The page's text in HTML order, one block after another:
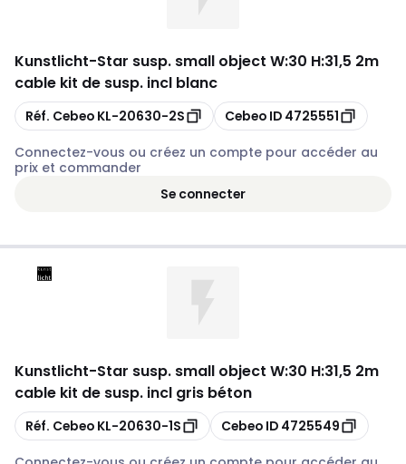
Kunstlicht-Star susp. small object W:30 H:31,5 2m
cable kit de susp. incl blanc
Copier
Réf. Cebeo KL-20630-2S Copier
Cebeo ID 4725551
Connectez-vous ou créez un compte pour accéder au
prix et commander
Se connecter
Kunstlicht-Star susp. small object W:30 H:31,5 2m
cable kit de susp. incl gris béton
Copier
Réf. Cebeo KL-20630-1S Copier
Cebeo ID 4725549